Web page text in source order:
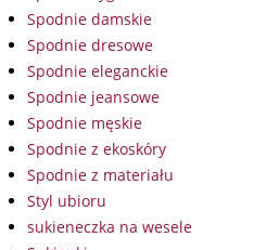
Spodnie damskie
Spodnie dresowe
Spodnie eleganckie
Spodnie jeansowe
Spodnie męskie
Spodnie z ekoskóry
Spodnie z materiału
Styl ubioru
sukieneczka na wesele